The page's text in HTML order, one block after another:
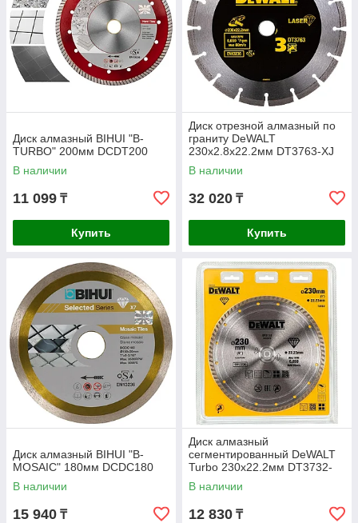
Диск алмазный BIHUI "B-
TURBO" 200мм DCDT200
В наличии
11 099 ₸
Купить
Диск отрезной алмазный по
граниту DeWALT
230х2.8х22.2мм DT3763-XJ
В наличии
32 020 ₸
Купить
Диск алмазный BIHUI "B-
MOSAIC" 180мм DCDC180
В наличии
15 940 ₸
Диск алмазный
сегментированный DeWALT
Turbo 230x22.2мм DT3732-
QZ
В наличии
12 830 ₸